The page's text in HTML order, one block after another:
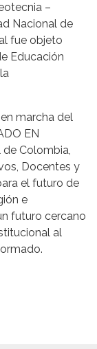
–
Nacional de
fue objeto
Educación
marcha del
EN
de Colombia,
Docentes y
el futuro de
e
futuro cercano
al